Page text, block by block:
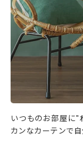
いつものお部屋に"
カンなカーテンで